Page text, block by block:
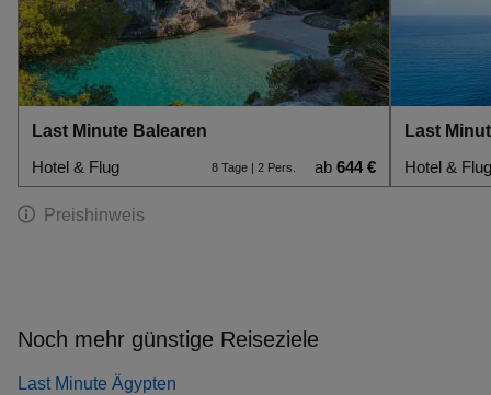
Last Minute Balearen
Hotel & Flug
8 Tage | 2 Pers. ab 644 €
Last
Hotel & Flug
Preishinweis
Noch mehr günstige Reiseziele
Last Minute Ägypten